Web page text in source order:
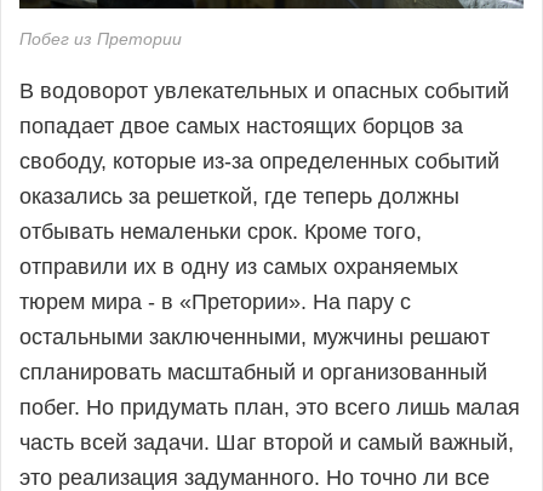
Побег из Претории
В водоворот увлекательных и опасных событий
попадает двое самых настоящих борцов за
свободу, которые из-за определенных событий
оказались за решеткой, где теперь должны
отбывать немаленьки срок. Кроме того,
отправили их в одну из самых охраняемых
тюрем мира - в «Претории». На пару с
остальными заключенными, мужчины решают
спланировать масштабный и организованный
побег. Но придумать план, это всего лишь малая
часть всей задачи. Шаг второй и самый важный,
это реализация задуманного. Но точно ли все